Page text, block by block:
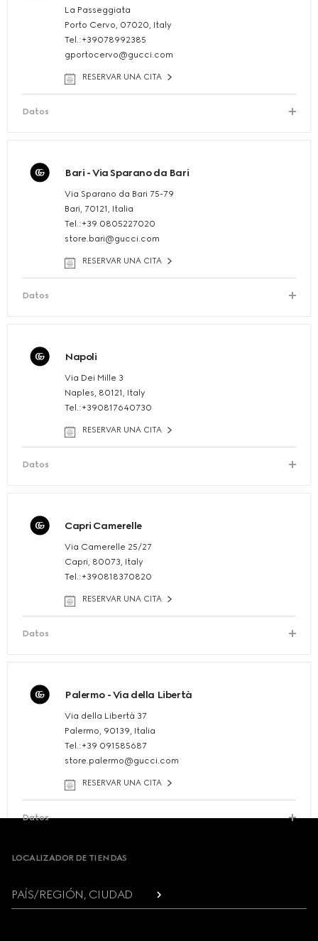
La Passeggiata
Porto Cervo, 07020, Italy
Tel.:+39078992385
gportocervo@gucci.com
RESERVAR UNA CITA
Datos
Bari - Via Sparano da Bari
Via Sparano da Bari 75-79
Bari, 70121, Italia
Tel.:+39 0805227020
store.bari@gucci.com
RESERVAR UNA CITA
Datos
Napoli
Via Dei Mille 3
Naples, 80121, Italy
Tel.:+390817640730
RESERVAR UNA CITA
Datos
Capri Camerelle
Via Camerelle 25/27
Capri, 80073, Italy
Tel.:+390818370820
RESERVAR UNA CITA
Datos
Palermo - Via della Libertà
Via della Libertà 37
Palermo, 90139, Italia
Tel.:+39 091585687
store.palermo@gucci.com
RESERVAR UNA CITA
Datos
Footer
LOCALIZADOR DE TIENDAS
PAÍS/REGIÓN, CIUDAD